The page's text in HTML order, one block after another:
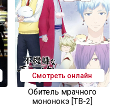
Смотреть онлайн
Обитель мрачного
мононокэ [ТВ-2]